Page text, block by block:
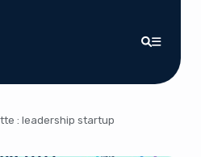
: leadership startup